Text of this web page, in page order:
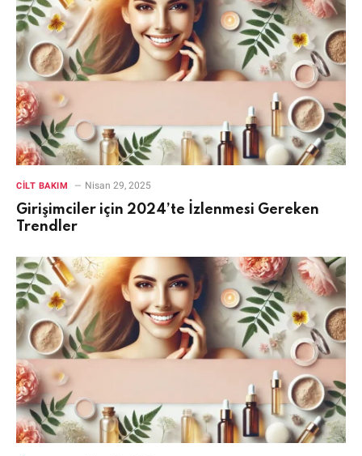
CILT BAKIM Nisan 29, 2025
Girişimciler için 2024’te İzlenmesi Gereken
Trendler